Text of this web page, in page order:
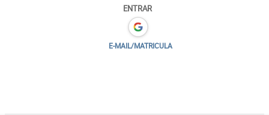
ENTRAR
E-MAIL/MATRICULA